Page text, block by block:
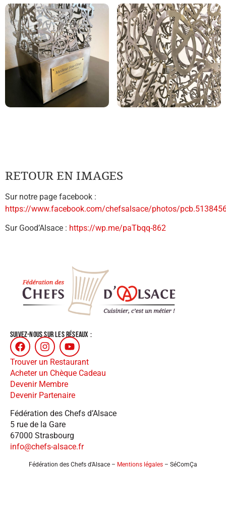
RETOUR EN IMAGES
Sur notre page facebook :
https://www.facebook.com/chefsalsace/photos/
Sur Good’Alsace : https://wp.me/paTbqq-862
SUIVEZ-NOUS SUR LES RÉSEAUX :
Trouver un Restaurant
Acheter un Chèque Cadeau
Devenir Membre
Devenir Partenaire
Fédération des Chefs d’Alsace
5 rue de la Gare
67000 Strasbourg
info@chefs-alsace.fr
Fédération des Chefs d’Alsace – Mentions légales – SéComÇa